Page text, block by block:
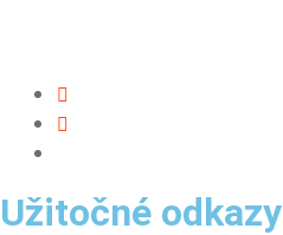
Užitočné odkazy